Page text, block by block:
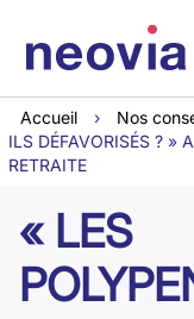
Accueil › Nos
ILS DÉFAVORISÉS ? »
RETRAITE
« LES